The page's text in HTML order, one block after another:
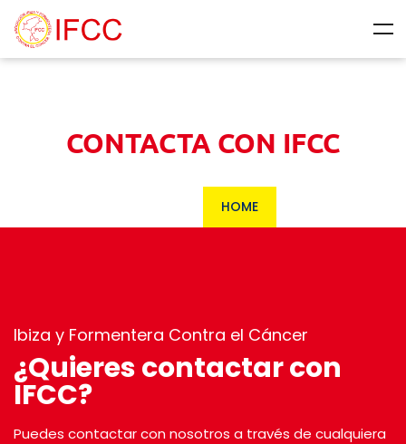
CONTACTA CON IFCC
HOME
Ibiza y Formentera Contra el Cáncer
¿Quieres contactar con
IFCC?
Puedes contactar con nosotros a través de cualquiera